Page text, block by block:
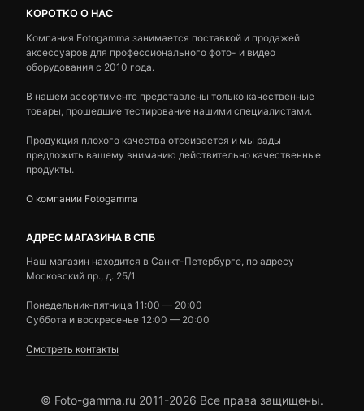
КОРОТКО О НАС
Компания Fotogamma занимается поставкой и продажей
аксессуаров для профессионального фото- и видео
оборудования с 2010 года.
В нашем ассортименте представлены только качественные
товары, прошедшие тестирование нашими специалистами.
Продукция плохого качества отсеивается и мы рады
предложить вашему вниманию действительно качественные
продукты.
О компании Fotogamma
АДРЕС МАГАЗИНА В СПБ
Наш магазин находится в Санкт-Петербурге, по адресу
Московский пр., д. 25/1
Понедельник-пятница 11:00 — 20:00
Суббота и воскресенье 12:00 — 20:00
Смотреть контакты
© Foto-gamma.ru 2011-2026 Все права защищены.